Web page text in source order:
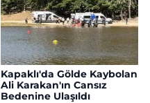
Kapaklı'da Gölde Kaybolan
Ali Karakan'ın Cansız
Bedenine Ulaşıldı